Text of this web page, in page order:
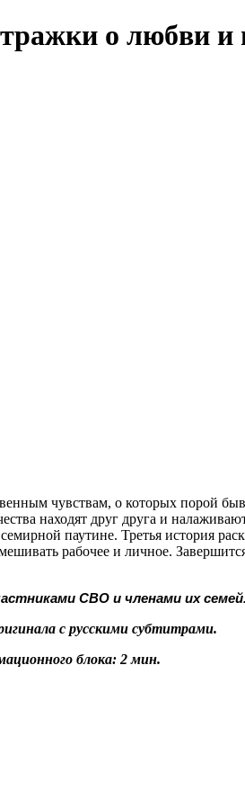
о любви и
чувствам, о которых порой
находят друг друга и
паутине. Третья история
рабочее и личное.
СВО и членами их семей.
с русскими субтитрами.
блока: 2 мин.